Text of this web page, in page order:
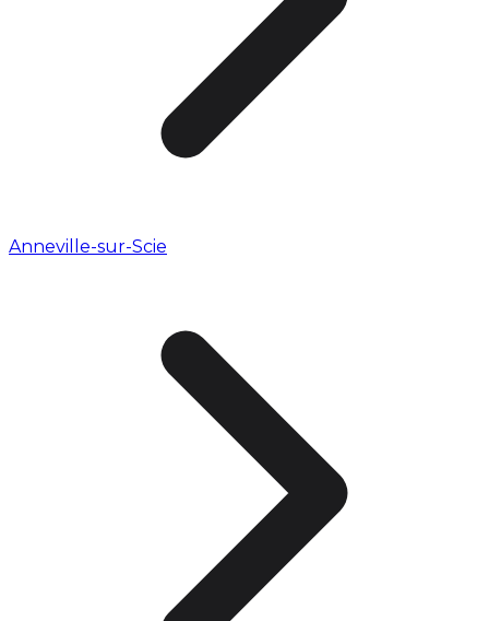
Anneville-sur-Scie